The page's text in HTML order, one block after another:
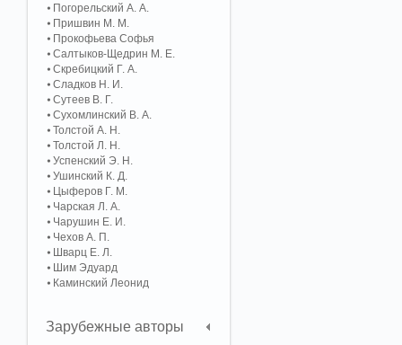
Погорельский А. A.
Пришвин М. М.
Прокофьева Софья
Салтыков-Щедрин М. Е.
Скребицкий Г. А.
Сладков Н. И.
Сутеев В. Г.
Сухомлинский В. А.
Толстой А. Н.
Толстой Л. Н.
Успенский Э. Н.
Ушинский К. Д.
Цыферов Г. М.
Чарская Л. А.
Чарушин Е. И.
Чехов А. П.
Шварц Е. Л.
Шим Эдуард
Каминский Леонид
Зарубежные авторы